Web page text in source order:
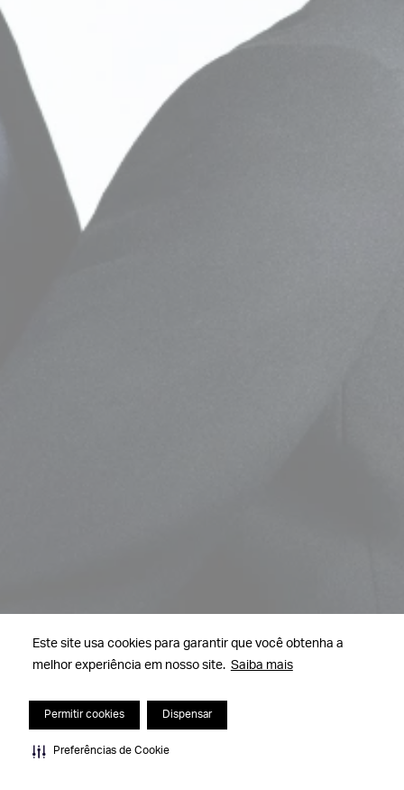
Este site usa cookies para garantir que você obtenha a
melhor experiência em nosso site. Saiba mais
Permitir cookies Dispensar
Preferências de Cookie